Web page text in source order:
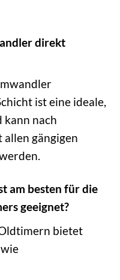
direkt
ist eine ideale,
kann nach
gängigen
am besten für die
geeignet?
bietet